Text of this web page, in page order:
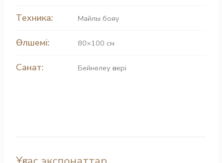
Техника: Майлы бояу
Өлшемі: 80×100 см
Санат: Бейнелеу өнері